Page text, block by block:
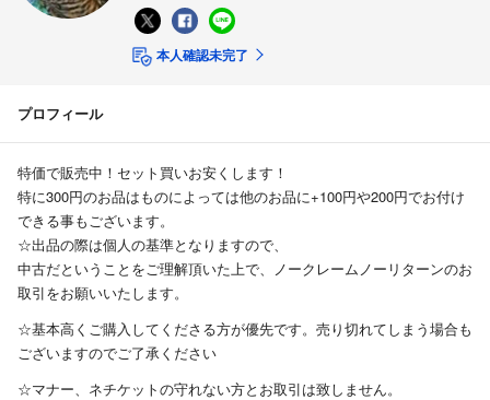
本人確認未完了
プロフィール
特価で販売中！セット買いお安くします！
特に300円のお品はものによっては他のお品に+100円や200円でお付け
できる事もございます。
☆出品の際は個人の基準となりますので、
中古だということをご理解頂いた上で、ノークレームノーリターンのお
取引をお願いいたします。
☆基本高くご購入してくださる方が優先です。売り切れてしまう場合も
ございますのでご了承ください
☆マナー、ネチケットの守れない方とお取引は致しません。